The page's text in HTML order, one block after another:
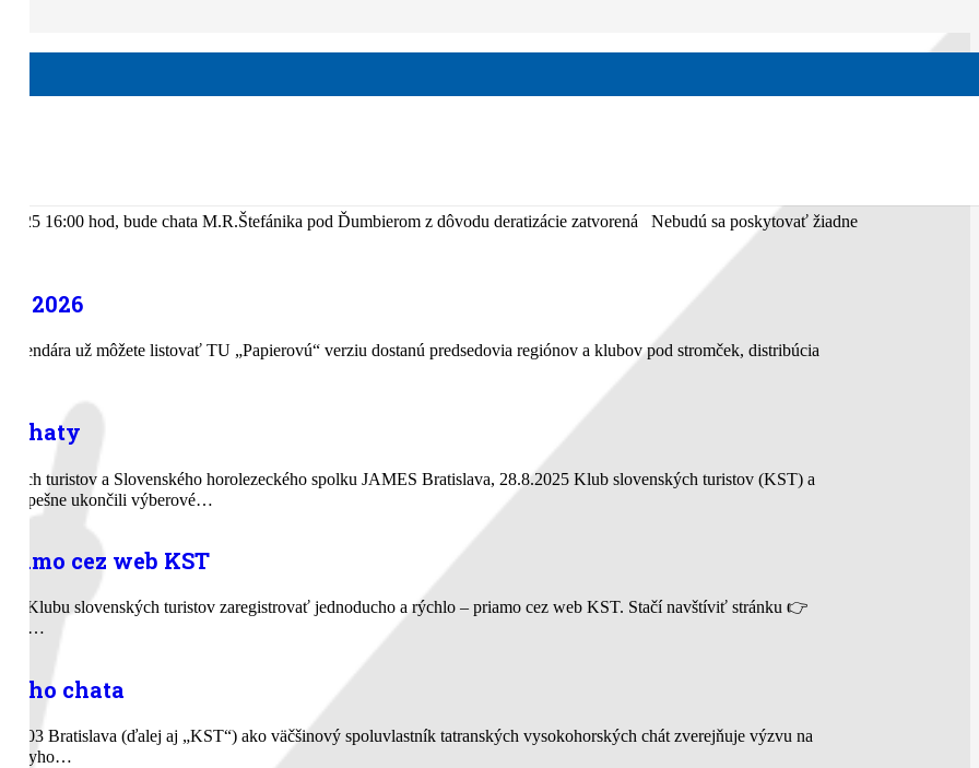
podporu vo výške 2000,- € na rozvoj Európskej kultúrnej cesty sv. Cyrila a Metoda v Nitrianskom samosprávnom
16:00 hod, bude chata M.R.Štefánika pod Ďumbierom z dôvodu deratizácie zatvorená Nebudú sa poskytovať žiadne
2026
už môžete listovať TU „Papierovú“ verziu dostanú predsedovia regiónov a klubov pod stromček, distribúcia
chaty
turistov a Slovenského horolezeckého spolku JAMES Bratislava, 28.8.2025 Klub slovenských turistov (KST) a
úspešne ukončili výberové…
cez web KST
Klubu slovenských turistov zaregistrovať jednoducho a rýchlo – priamo cez web KST. Stačí navštíviť stránku 👉
chata
03 Bratislava (ďalej aj „KST“) ako väčšinový spoluvlastník tatranských vysokohorských chát zverejňuje výzvu na
Téryho…